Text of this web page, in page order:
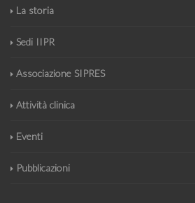
La storia
Sedi IIPR
Associazione SIPRES
Attività clinica
Eventi
Pubblicazioni